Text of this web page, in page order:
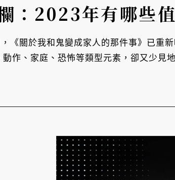
：2023年有哪些
《關於我和鬼變成家人的那件事》已重
作、家庭、恐怖等類型元素，卻又少見